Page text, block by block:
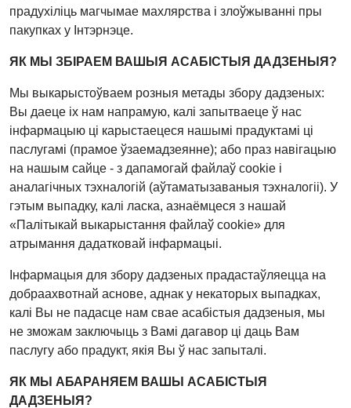
прадухіліць магчымае махлярства і злоўжыванні пры
пакупках у Інтэрнэце.
ЯК МЫ ЗБІРАЕМ ВАШЫЯ АСАБІСТЫЯ ДАДЗЕНЫЯ?
Мы выкарыстоўваем розныя метады збору дадзеных:
Вы даеце іх нам напрамую, калі запытваеце ў нас
інфармацыю ці карыстаецеся нашымі прадуктамі ці
паслугамі (прамое ўзаемадзеянне); або праз навігацыю
на нашым сайце - з дапамогай файлаў cookie і
аналагічных тэхналогій (аўтаматызаваныя тэхналогіі). У
гэтым выпадку, калі ласка, азнаёмцеся з нашай
«Палітыкай выкарыстання файлаў cookie» для
атрымання дадатковай інфармацыі.
Інфармацыя для збору дадзеных прадастаўляецца на
добраахвотнай аснове, аднак у некаторых выпадках,
калі Вы не падасце нам свае асабістыя дадзеныя, мы
не зможам заключыць з Вамі дагавор ці даць Вам
паслугу або прадукт, якія Вы ў нас запыталі.
ЯК МЫ АБАРАНЯЕМ ВАШЫ АСАБІСТЫЯ
ДАДЗЕНЫЯ?